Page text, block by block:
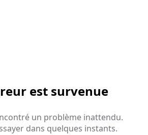
est survenue
un problème inattendu.
dans quelques instants.